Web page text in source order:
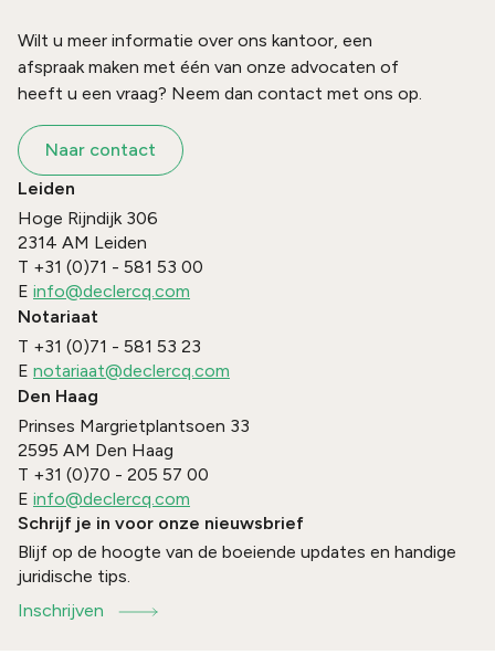
Wilt u meer informatie over ons kantoor, een
afspraak maken met één van onze advocaten of
heeft u een vraag? Neem dan contact met ons op.
Naar contact
Leiden
Hoge Rijndijk 306
2314 AM Leiden
T +31 (0)71 - 581 53 00
E info@declercq.com
Notariaat
T +31 (0)71 - 581 53 23
E notariaat@declercq.com
Den Haag
Prinses Margrietplantsoen 33
2595 AM Den Haag
T +31 (0)70 - 205 57 00
E info@declercq.com
Schrijf je in voor onze nieuwsbrief
Blijf op de hoogte van de boeiende updates en handige
juridische tips.
Inschrijven